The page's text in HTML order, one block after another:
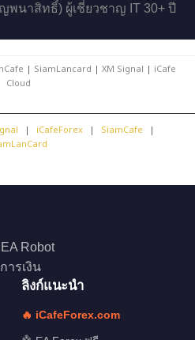
พนาสิทธิ์) ผู้เชี่ยวชาญ IT 30+ ปี
| SiamLancard | XM Signal | iCafe
Cloud
| iCafeForex | SiamCafe
|
Robot
ารเงิน
ลิงก์แนะนำ
🔥 iCafeForex.com